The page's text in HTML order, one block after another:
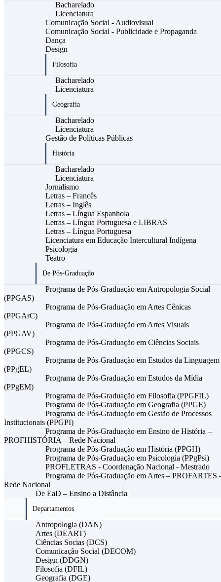
Bacharelado
Licenciatura
Comunicação Social - Audiovisual
Comunicação Social - Publicidade e Propaganda
Dança
Design
Filosofia
Bacharelado
Licenciatura
Geografia
Bacharelado
Licenciatura
Gestão de Políticas Públicas
História
Bacharelado
Licenciatura
Jornalismo
Letras – Francês
Letras – Inglês
Letras – Língua Espanhola
Letras – Língua Portuguesa e LIBRAS
Letras – Língua Portuguesa
Licenciatura em Educação Intercultural Indígena
Psicologia
Teatro
De Pós-Graduação
Programa de Pós-Graduação em Antropologia Social
(PPGAS)
Programa de Pós-Graduação em Artes Cênicas
(PPGArC)
Programa de Pós-Graduação em Artes Visuais
(PPGAV)
Programa de Pós-Graduação em Ciências Sociais
(PPGCS)
Programa de Pós-Graduação em Estudos da Linguagem
(PPgEL)
Programa de Pós-Graduação em Estudos da Mídia
(PPgEM)
Programa de Pós-Graduação em Filosofia (PPGFIL)
Programa de Pós-Graduação em Geografia (PPGE)
Programa de Pós-Graduação em Gestão de Processos
Institucionais (PPGPI)
Programa de Pós-Graduação em Ensino de História –
PROFHISTÓRIA – Rede Nacional
Programa de Pós-Graduação em História (PPGH)
Programa de Pós-Graduação em Psicologia (PPgPsi)
PROFLETRAS - Coordenação Nacional - Mestrado
Programa de Pós-Graduação em Artes – PROFARTES
Rede Nacional
De EaD – Ensino a Distância
Departamentos
Antropologia (DAN)
Artes (DEART)
Ciências Socias (DCS)
Comunicação Social (DECOM)
Design (DDGN)
Filosofia (DFIL)
Geografia (DGE)